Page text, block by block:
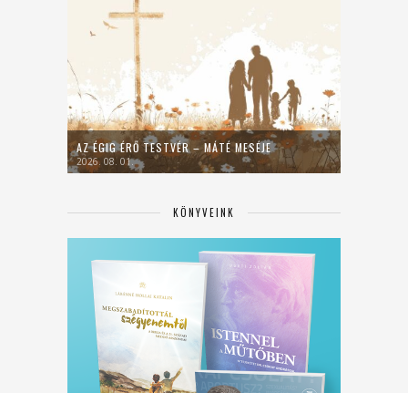
AZ ÉGIG ÉRŐ TESTVÉR – MÁTÉ MESÉJE
2026. 08. 01.
KÖNYVEINK